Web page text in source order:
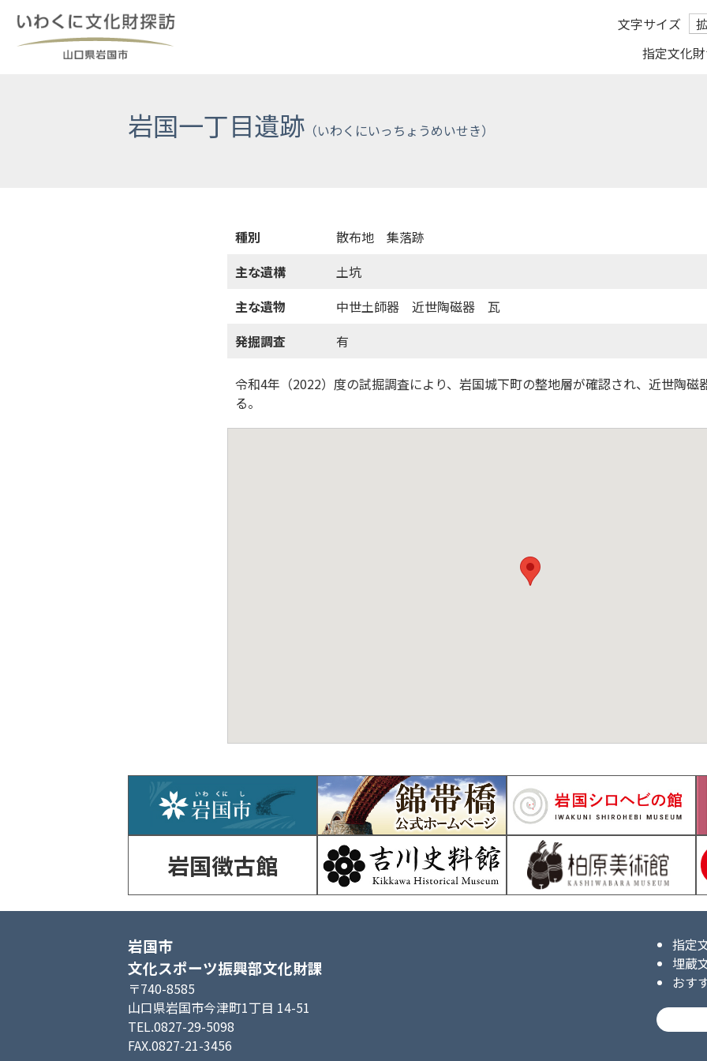
content
文字サイズ
指定文化
岩国一丁目遺跡
種別
散布地 集落跡
主な遺構
土坑
主な遺物
中世土師器 近世陶磁器 瓦
発掘調査
有
令和4年（2022）度の試掘調査により、岩国城下町の整地層が確認され、近世陶磁
る。
岩国徴古館
岩国市
文化スポーツ振興部文化財課
〒740-8585
山口県岩国市今津町1丁目 14-51
TEL.0827-29-5098
FAX.0827-21-3456
指定
埋蔵
おす